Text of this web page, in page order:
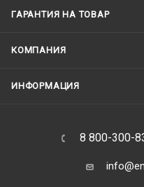
ГАРАНТИЯ НА ТОВАР
КОМПАНИЯ
ИНФОРМАЦИЯ
8 800-300-